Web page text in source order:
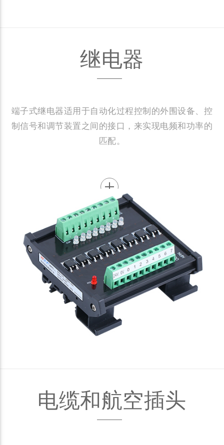
继电器
端子式继电器适用于自动化过程控制的外围设备、控
制信号和调节装置之间的接口，来实现电频和功率的
匹配。
电缆和航空插头